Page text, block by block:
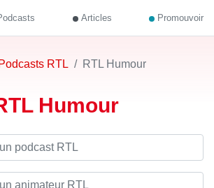
Articles Promouvoir
Podcasts RTL RTL Humour
Humour